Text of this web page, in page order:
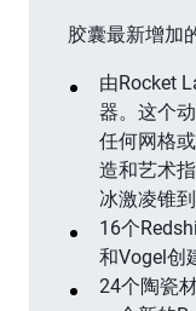
胶囊最新增加
由Rocket
器。这个
任何网格
造和艺术
冰激凌锥
16个
和Vogel创
24个陶瓷材